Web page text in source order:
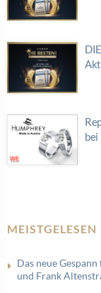
bei
MEISTGELESEN
Das neue
und Frank